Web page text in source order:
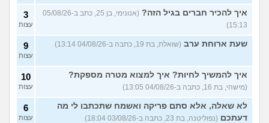
עוד שאלות חדשות במדוראיך להכיר חברים בגיל הזה?
(אנונימי, בן 25, כתב ב-05/08/26
15:13)
3
עצות
שעת ארוחת ערב (שואלת, בת 19, כתבה ב-04/08/26 13:14) 9
עצות
איך להמשיך לחיות? איך למצוא מטרה מספקת?
(מישהי, בת 16, כתבה ב-04/08/26 13:05)
10
עצות
לא שאלה, אלא סתם פריקה ואשמח שתכתבו לי מה
דעתכם (נפוליטנה, בת 23, כתבה ב-03/08/26 18:04)
6
עצות